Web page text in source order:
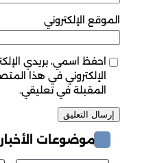
الموقع الإلكتروني
احفظ اسمي، بريدي
الإلكتروني في هذا
المقبلة في تعليقي.
موضوعات الأخبار